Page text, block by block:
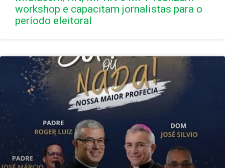
workshop e capacitam jornalistas para o
período eleitoral